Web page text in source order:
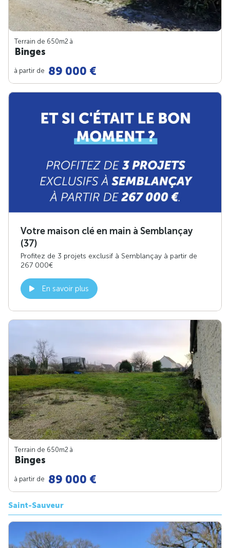
Terrain de 650m2 à
Binges
à partir de 89 000 €
Votre maison clé en main à Semblançay
(37)
Profitez de 3 projets exclusif à Semblançay à partir de
267 000€
En savoir plus
Terrain de 650m2 à
Binges
à partir de 89 000 €
Saint-Sauveur